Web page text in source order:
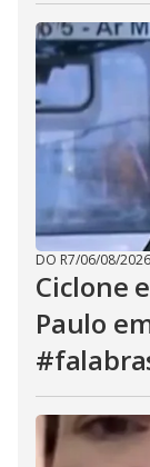
DO R7/06/08/2026
Ciclone
Paulo